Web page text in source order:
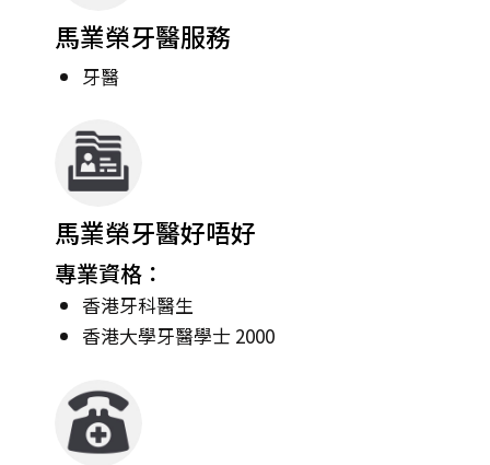
馬業榮牙醫服務
牙醫
馬業榮牙醫好唔好
專業資格：
香港牙科醫生
香港大學牙醫學士 2000